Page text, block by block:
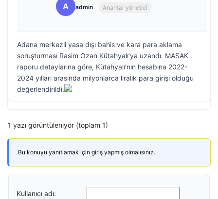
A admin Anahtar yönetici
Adana merkezli yasa dışı bahis ve kara para aklama
soruşturması Rasim Ozan Kütahyalı’ya uzandı. MASAK
raporu detaylarına göre, Kütahyalı’nın hesabına 2022-
2024 yılları arasında milyonlarca liralık para girişi olduğu
değerlendirildi.
1 yazı görüntüleniyor (toplam 1)
Bu konuyu yanıtlamak için giriş yapmış olmalısınız.
Kullanıcı adı: